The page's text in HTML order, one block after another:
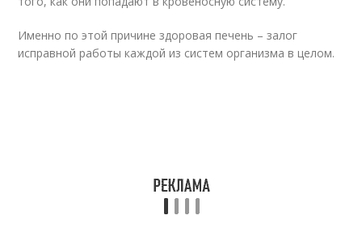
Именно по этой причине здоровая печень – залог
исправной работы каждой из систем организма в целом.